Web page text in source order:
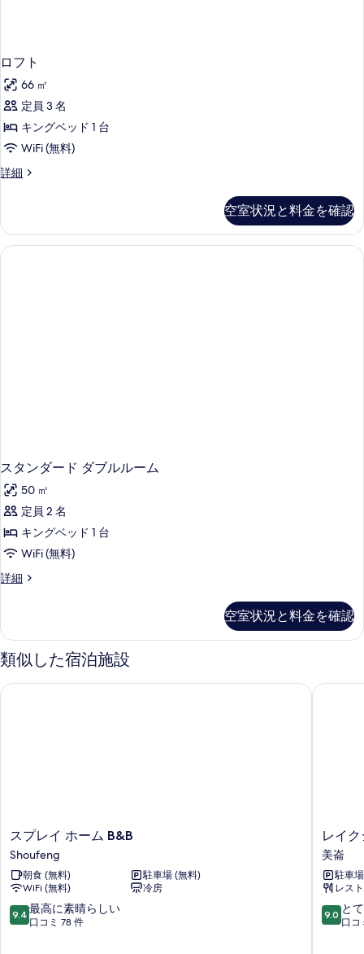
ロフト
66 ㎡
定員 3 名
キングベッド 1 台
WiFi (無料)
詳細
ロ
詳
細
空室状況と料金を確認
スタンダード ダブルルーム
50 ㎡
定員 2 名
キングベッド 1 台
WiFi (無料)
詳細
ス
ー
ド
ダ
ル
空室状況と料金を確認
類似した宿泊施設
ス
プ
レ
イ
ホ
ー
ム
スプレイ ホーム B&B
Shoufeng
朝食 (無料)
駐車場 (無料)
WiFi (無料)
冷房
10
段
9.4 最高に素晴らしい
口コミ 78 件
スプレイ ホーム B&B
レ
イ
ク
シ
ョ
ア
ホ
レイ
美崙
駐車
レス
10
段
9.0 と
口コ
レイク